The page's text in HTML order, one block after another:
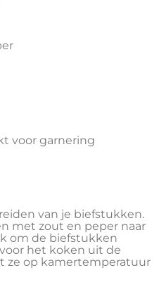
voor garnering
van je biefstukken.
met zout en peper naar
om de biefstukken
het koken uit de
ze op kamertemperatuur